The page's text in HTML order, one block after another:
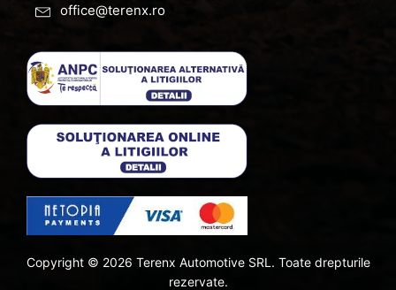
office@terenx.ro
Copyright © 2026 Terenx Automotive SRL. Toate drepturile
rezervate.